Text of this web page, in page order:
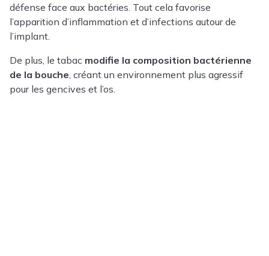
défense face aux bactéries. Tout cela favorise
l’apparition d’inflammation et d’infections autour de
l’implant.
De plus, le tabac modifie la composition bactérienne
de la bouche , créant un environnement plus agressif
pour les gencives et l’os.